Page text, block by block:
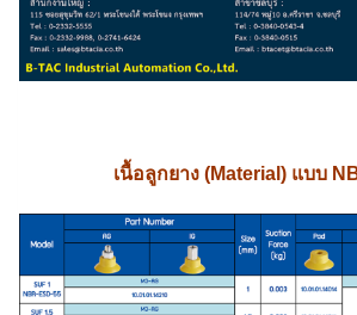
เนื้อลูกยาง (Material) แบบ